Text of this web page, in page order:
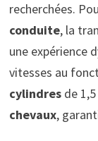
recherchées.
conduite, la
une expérience
vitesses au
cylindresde 1,5
chevaux,